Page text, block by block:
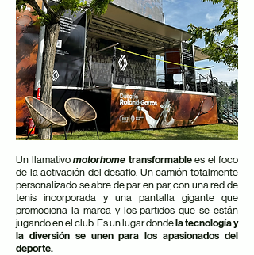
Un llamativo motorhome transformable es el foco
de la activación del desafío. Un camión totalmente
personalizado se abre de par en par, con una red de
tenis incorporada y una pantalla gigante que
promociona la marca y los partidos que se están
jugando en el club. Es un lugar dondela tecnología y
la diversión se unen para los apasionados del
deporte.